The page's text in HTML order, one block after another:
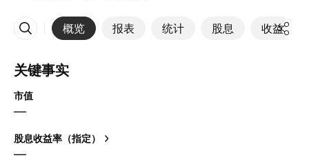
概览 报表 统计 股息 收益
更多
关键事实
市值
—
股息收益率（指定）
—